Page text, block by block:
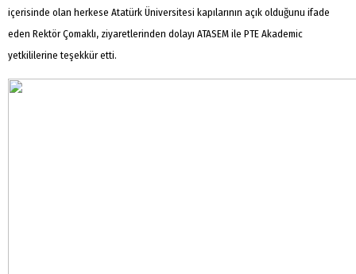
içerisinde olan herkese Atatürk Üniversitesi kapılarının açık olduğunu ifade
eden Rektör Çomaklı, ziyaretlerinden dolayı ATASEM ile PTE Akademic
yetkililerine teşekkür etti.